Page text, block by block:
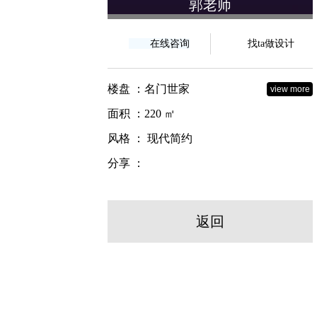
郭老师
在线咨询 找ta做设计
楼盘 ：名门世家 view more
面积 ：220 ㎡
风格 ： 现代简约
分享 ：
返回